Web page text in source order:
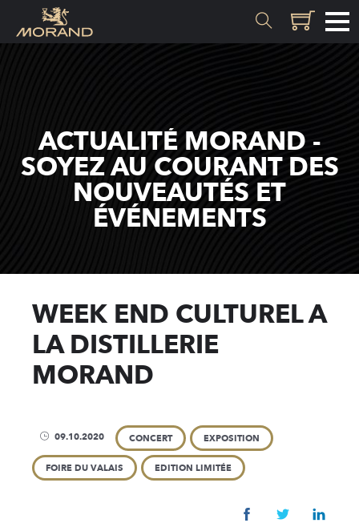
Valais
SAVOIR-FAIRE
Recettes
Actualités
Développement
ACTUALITÉ MORAND -
SOYEZ AU COURANT DES
NOUVEAUTÉS ET
ÉVÉNEMENTS
WEEK END CULTUREL A
LA DISTILLERIE
MORAND
09.10.2020 CONCERT EXPOSITION
FOIRE DU VALAIS EDITION LIMITÉE